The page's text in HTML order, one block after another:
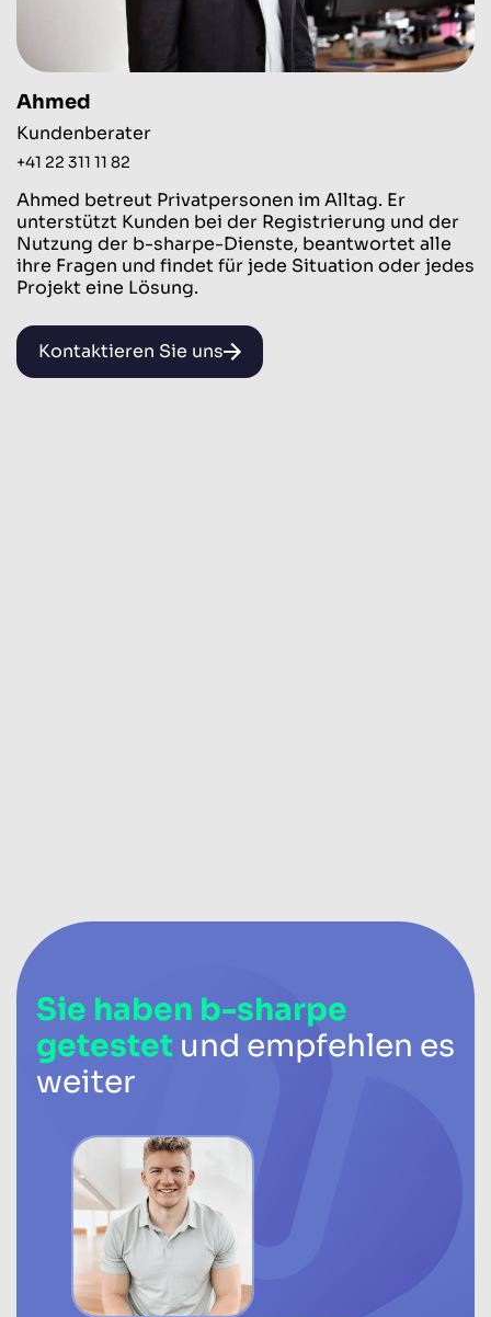
Ahmed
Kundenberater
+41 22 311 11 82
Ahmed betreut Privatpersonen im Alltag. Er
unterstützt Kunden bei der Registrierung und der
Nutzung der b-sharpe-Dienste, beantwortet alle
ihre Fragen und findet für jede Situation oder jedes
Projekt eine Lösung.
Kontaktieren Sie uns
Sie haben b-sharpe
getestet und empfehlen es
weiter